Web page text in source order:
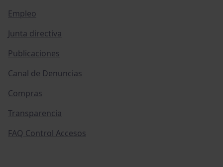
Empleo
Junta directiva
Publicaciones
Canal de Denuncias
Compras
Transparencia
FAQ Control Accesos